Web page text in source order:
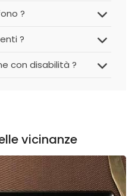
?
?
con disabilità ?
vicinanze